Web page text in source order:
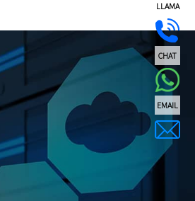
LLAMA
CHAT
EMAIL